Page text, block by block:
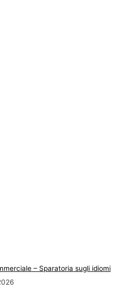
– Sparatoria sugli idiomi